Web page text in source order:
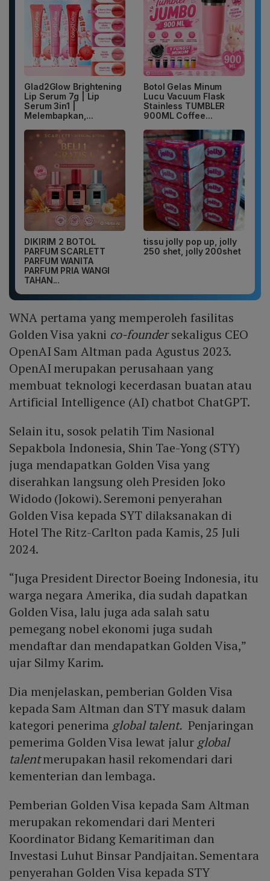
Glad2Glow Brightening
Lip Serum 7g | Lip
Serum 3in1 |
Melembapkan,...
Botol Gelas Minum
Lucu Vacuum Flask
Stainless TUMBLER
900ML Coffee...
DIKIRIM 2 BOTOL
PARFUM SCARLETT
PARFUM WANITA
PARFUM PRIA WANGI
TAHAN...
tissu jolly pop up, jolly
250 shet, jolly 200shet
WNA pertama yang memperoleh fasilitas
Golden Visa yakni co-foundersekaligus CEO
OpenAI Sam Altman pada Agustus 2023.
OpenAI merupakan perusahaan yang
membuat teknologi kecerdasan buatan atau
Artificial Intelligence (AI) chatbot ChatGPT.
Selain itu, sosok pelatih Tim Nasional
Sepakbola Indonesia, Shin Tae-Yong (STY)
juga mendapatkan Golden Visa yang
diserahkan langsung oleh Presiden Joko
Widodo (Jokowi). Seremoni penyerahan
Golden Visa kepada SYT dilaksanakan di
Hotel The Ritz-Carlton pada Kamis, 25 Juli
2024.
“Juga President Director Boeing Indonesia, itu
warga negara Amerika, dia sudah dapatkan
Golden Visa, lalu juga ada salah satu
pemegang nobel ekonomi juga sudah
mendaftar dan mendapatkan Golden Visa,”
ujar Silmy Karim.
Dia menjelaskan, pemberian Golden Visa
kepada Sam Altman dan STY masuk dalam
kategori penerimaglobal talent. Penjaringan
pemerima Golden Visa lewat jalurglobal
talentmerupakan hasil rekomendari dari
kementerian dan lembaga.
Pemberian Golden Visa kepada Sam Altman
merupakan rekomendari dari Menteri
Koordinator Bidang Kemaritiman dan
Investasi Luhut Binsar Pandjaitan. Sementara
penyerahan Golden Visa kepada STY